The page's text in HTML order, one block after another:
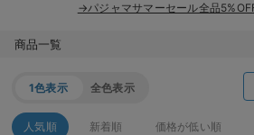
→パジャマサマーセール全品
商品一覧
1色表示 全色表示
人気順 新着順 価格が低い順